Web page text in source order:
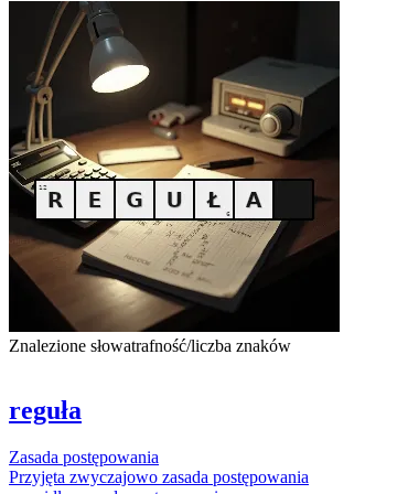
Znalezione słowatrafność/liczba znaków
reguła
Zasada postępowania
Przyjęta zwyczajowo zasada postępowania